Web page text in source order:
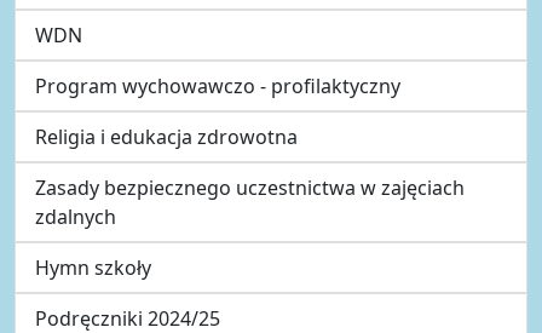
WDN
Program wychowawczo - profilaktyczny
Religia i edukacja zdrowotna
Zasady bezpiecznego uczestnictwa w zajęciach
zdalnych
Hymn szkoły
Podręczniki 2024/25